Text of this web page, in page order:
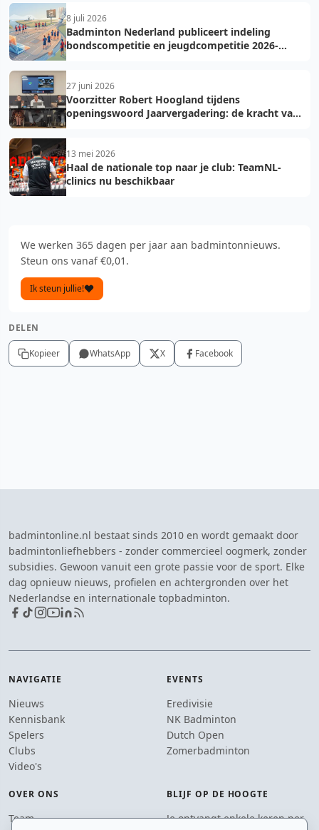
8 juli 2026
Badminton Nederland publiceert indeling
bondscompetitie en jeugdcompetitie 2026-
27 juni 2026
Voorzitter Robert Hoogland tijdens
openingswoord Jaarvergadering: de kracht van
13 mei 2026
Haal de nationale top naar je club: TeamNL-
clinics nu beschikbaar
We werken 365 dagen per jaar aan badmintonnieuws.
Steun ons vanaf €0,01.
Ik steun jullie!
DELEN
Kopieer WhatsApp X Facebook
badmintonline.nl bestaat sinds 2010 en wordt gemaakt door
badmintonliefhebbers - zonder commercieel oogmerk, zonder
subsidies. Gewoon vanuit een grote passie voor de sport. Elke
dag opnieuw nieuws, profielen en achtergronden over het
Nederlandse en internationale topbadminton.
NAVIGATIE
Nieuws
Kennisbank
Spelers
Clubs
Video's
EVENTS
Eredivisie
NK Badminton
Dutch Open
Zomerbadminton
OVER ONS
Team
BLIJF OP DE HOOGTE
Je ontvangt enkele keren per